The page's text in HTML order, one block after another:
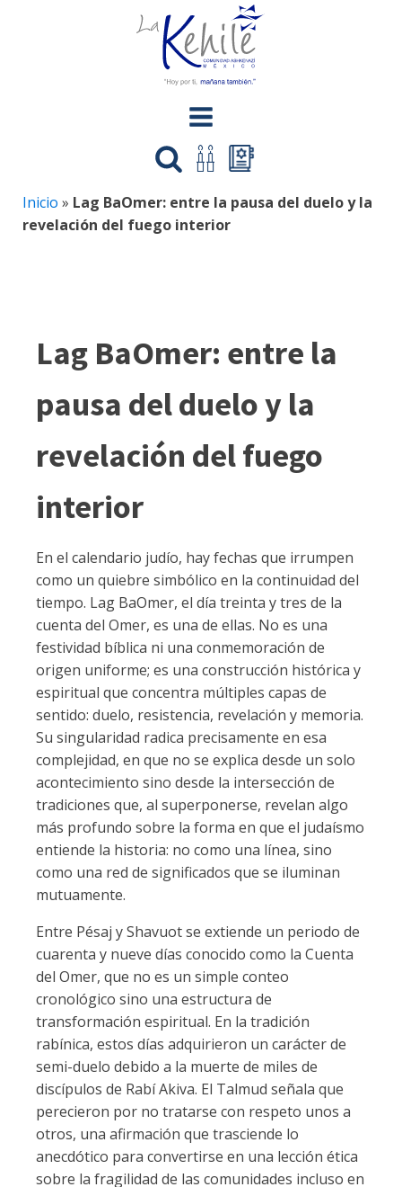
Inicio » Lag BaOmer: entre la pausa del duelo y la
revelación del fuego interior
Lag BaOmer: entre la
pausa del duelo y la
revelación del fuego
interior
En el calendario judío, hay fechas que irrumpen
como un quiebre simbólico en la continuidad del
tiempo. Lag BaOmer, el día treinta y tres de la
cuenta del Omer, es una de ellas. No es una
festividad bíblica ni una conmemoración de
origen uniforme; es una construcción histórica y
espiritual que concentra múltiples capas de
sentido: duelo, resistencia, revelación y memoria.
Su singularidad radica precisamente en esa
complejidad, en que no se explica desde un solo
acontecimiento sino desde la intersección de
tradiciones que, al superponerse, revelan algo
más profundo sobre la forma en que el judaísmo
entiende la historia: no como una línea, sino
como una red de significados que se iluminan
mutuamente.
Entre Pésaj y Shavuot se extiende un periodo de
cuarenta y nueve días conocido como la Cuenta
del Omer, que no es un simple conteo
cronológico sino una estructura de
transformación espiritual. En la tradición
rabínica, estos días adquirieron un carácter de
semi-duelo debido a la muerte de miles de
discípulos de Rabí Akiva. El Talmud señala que
perecieron por no tratarse con respeto unos a
otros, una afirmación que trasciende lo
anecdótico para convertirse en una lección ética
sobre la fragilidad de las comunidades incluso en